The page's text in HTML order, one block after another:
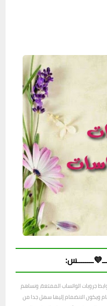
جروبات الواتساب الممتعة، ونساهم
ويكون الانضمام إليها سهل جدا من